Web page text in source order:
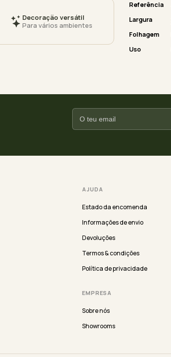
Decoração versátil
Para vários ambientes
Referência
Largura
Folhagem
Uso
AJUDA
Estado da encomenda
Informações de envio
Devoluções
Termos & condições
Política de privacidade
EMPRESA
Sobre nós
Showrooms